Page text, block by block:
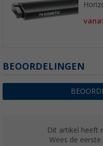
BEOORDELINGEN
Dit artikel heeft
Wees de